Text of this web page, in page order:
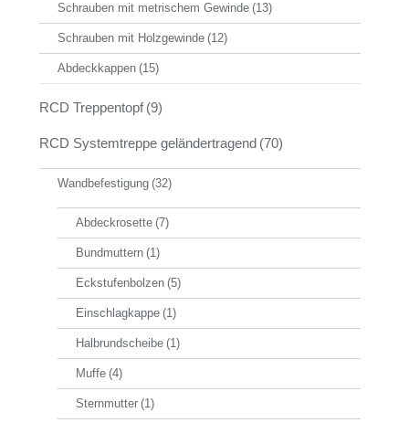
Schrauben mit metrischem Gewinde (13)
Schrauben mit Holzgewinde (12)
Abdeckkappen (15)
RCD Treppentopf (9)
RCD Systemtreppe geländertragend (70)
Wandbefestigung (32)
Abdeckrosette (7)
Bundmuttern (1)
Eckstufenbolzen (5)
Einschlagkappe (1)
Halbrundscheibe (1)
Muffe (4)
Sternmutter (1)